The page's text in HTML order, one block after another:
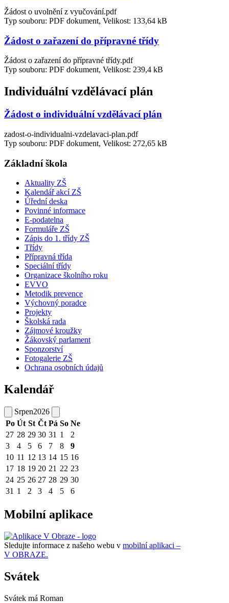
Žádost o uvolnění z vyučování.pdf
Typ souboru: PDF dokument, Velikost: 133,64 kB
Žádost o zařazení do přípravné třídy
Žádost o zařazení do přípravné třídy.pdf
Typ souboru: PDF dokument, Velikost: 239,4 kB
Individuální vzdělávací plán
Žádost o individuální vzdělávací plán
zadost-o-individualni-vzdelavaci-plan.pdf
Typ souboru: PDF dokument, Velikost: 272,65 kB
Základní škola
Aktuality ZŠ
Kalendář akcí ZŠ
Úřední deska
Povinné informace
E-podatelna
Formuláře ZŠ
Zápis do 1. třídy ZŠ
Třídy
Přípravná třída
Speciální třídy
Organizace školního roku
EVVO
Metodik prevence
Výchovný poradce
Projekty
Školská rada
Zájmové kroužky
Žákovský parlament
Sponzorství
Fotogalerie ZŠ
Ochrana osobních údajů
Kalendář
Srpen2026
Po Út St Čt Pá So Ne
27 28 29 30 31 1
2
3
4 5 6 7 8
9
10 11 12 13 14 15 16
17 18 19 20 21 22 23
24 25 26 27 28 29 30
31 1 2 3 4 5 6
Mobilní aplikace
Sledujte informace z našeho webu v mobilní aplikaci –
V OBRAZE.
Svátek
Svátek má Roman